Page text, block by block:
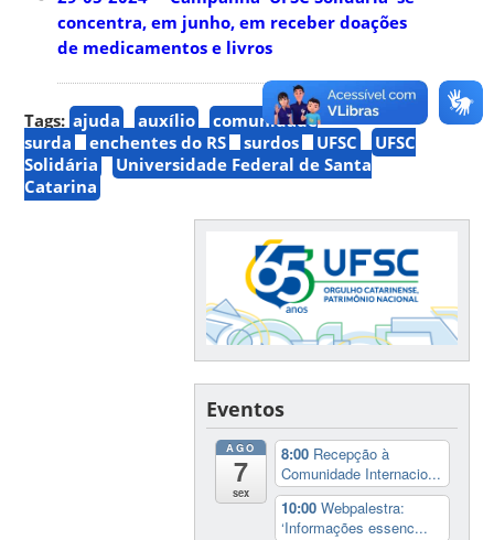
concentra, em junho, em receber doações
de medicamentos e livros
Tags: ajuda auxílio
comunidade
surda
enchentes do RS surdos UFSC
UFSC
Solidária
Universidade Federal de Santa
Catarina
Eventos
AGO
7
sex
8:00 Recepção à
Comunidade Internacio...
10:00Webpalestra:
‘Informações essenc...